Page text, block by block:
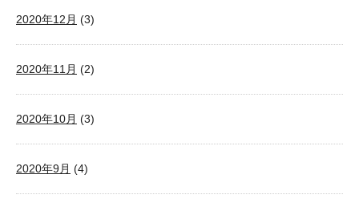
2020年12月 (3)
2020年11月 (2)
2020年10月 (3)
2020年9月 (4)